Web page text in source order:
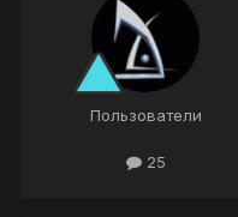
Пользователи
25